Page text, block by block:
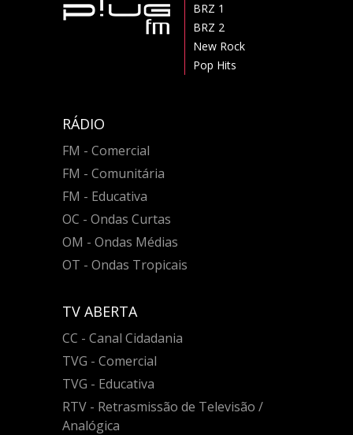
BRZ 1
BRZ 2
New Rock
Pop Hits
RÁDIO
FM - Comercial
FM - Comunitária
FM - Educativa
OC - Ondas Curtas
OM - Ondas Médias
OT - Ondas Tropicais
TV ABERTA
CC - Canal Cidadania
TVG - Comercial
TVG - Educativa
RTV - Retrasmissão de Televisão /
Analógica